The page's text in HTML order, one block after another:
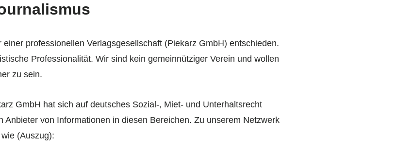
professionellen Verlagsgesellschaft (Piekarz GmbH) entschieden.
Professionalität. Wir sind kein gemeinnütziger Verein und wollen
zu sein.
GmbH hat sich auf deutsches Sozial-, Miet- und Unterhaltsrecht
Anbieter von Informationen in diesen Bereichen. Zu unserem Netzwerk
(Auszug):